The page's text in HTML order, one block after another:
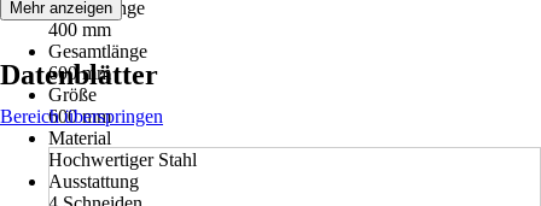
Arbeitslänge
400 mm
Gesamtlänge
600 mm
Größe
600 mm
Material
Hochwertiger Stahl
Ausstattung
Mehr anzeigen
Datenblätter
Bereich überspringen